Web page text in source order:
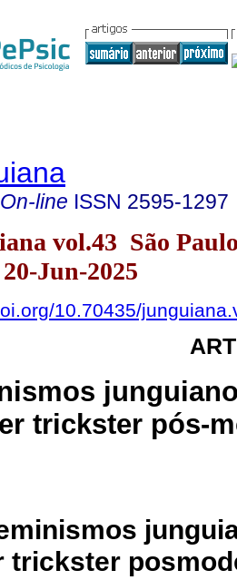
line ISSN 2595-1297
vol.43 São
Jun-2025
10.70435/
trickster pós-
trickster